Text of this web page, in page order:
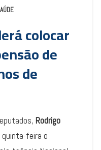
colocar
de
de
Rodrigo
feira o